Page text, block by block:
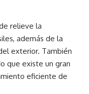
relieve la
además de la
exterior. También
que existe un gran
eficiente de